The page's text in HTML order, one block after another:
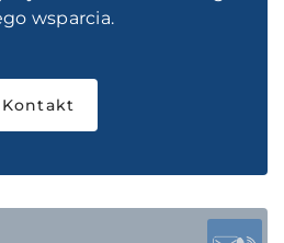
wsparcia.
Kontakt